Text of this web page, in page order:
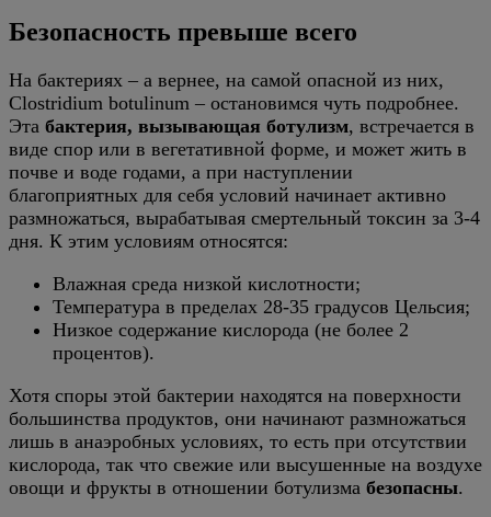
Безопасность превыше всего
На бактериях – а вернее, на самой опасной из них,
Clostridium botulinum – остановимся чуть подробнее.
Эта бактерия, вызывающая ботулизм, встречается в
виде спор или в вегетативной форме, и может жить в
почве и воде годами, а при наступлении
благоприятных для себя условий начинает активно
размножаться, вырабатывая смертельный токсин за 3-4
дня. К этим условиям относятся:
Влажная среда низкой кислотности;
Температура в пределах 28-35 градусов Цельсия;
Низкое содержание кислорода (не более 2
процентов).
Хотя споры этой бактерии находятся на поверхности
большинства продуктов, они начинают размножаться
лишь в анаэробных условиях, то есть при отсутствии
кислорода, так что свежие или высушенные на воздухе
овощи и фрукты в отношении ботулизма безопасны.